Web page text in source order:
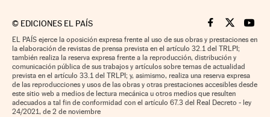
© EDICIONES EL PAÍS Cinco Días en
Cinco Días
Cinco
EL PAÍS ejerce la oposición expresa frente al uso de sus obras y prestaciones en
la elaboración de revistas de prensa prevista en el artículo 32.1 del TRLPI;
también realiza la reserva expresa frente a la reproducción, distribución y
comunicación pública de sus trabajos y artículos sobre temas de actualidad
prevista en el artículo 33.1 del TRLPI; y, asimismo, realiza una reserva expresa
de las reproducciones y usos de las obras y otras prestaciones accesibles desde
este sitio web a medios de lectura mecánica u otros medios que resulten
adecuados a tal fin de conformidad con el artículo 67.3 del Real Decreto - ley
24/2021, de 2 de noviembre